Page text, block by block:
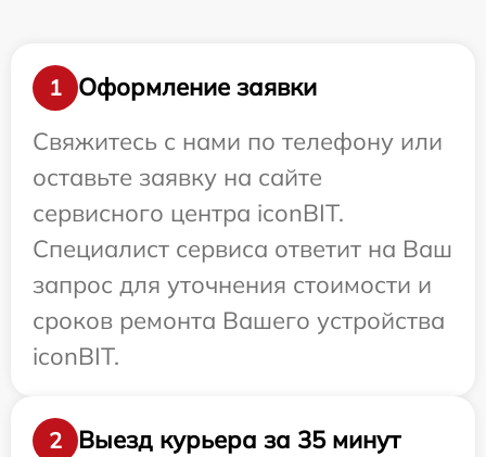
1
Оформление заявки
Свяжитесь с нами по телефону или
оставьте заявку на сайте
сервисного центра iconBIT.
Специалист сервиса ответит на Ваш
запрос для уточнения стоимости и
сроков ремонта Вашего устройства
iconBIT.
2
Выезд курьера за 35 минут